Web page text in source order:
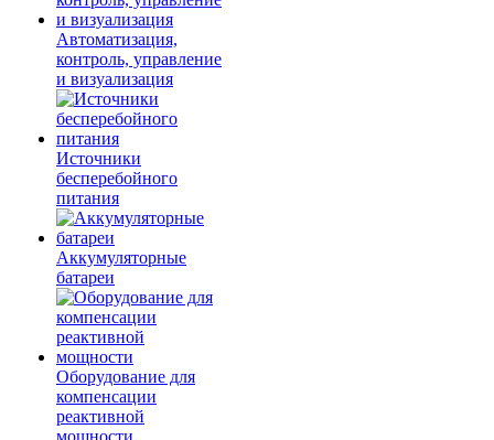
Автоматизация,
контроль, управление
и визуализация
Источники
бесперебойного
питания
Аккумуляторные
батареи
Оборудование для
компенсации
реактивной
мощности